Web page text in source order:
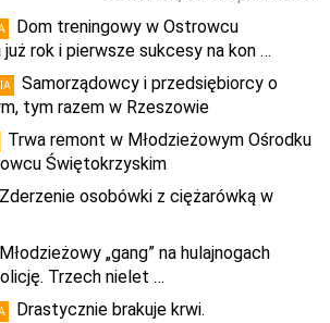
Dom treningowy w Ostrowcu
rok i pierwsze sukcesy na kon …
Samorządowcy i przedsiębiorcy o
tym razem w Rzeszowie
Trwa remont w Młodzieżowym Ośrodku
Świętokrzyskim
Zderzenie osobówki z ciężarówką w
Młodzieżowy „gang” na hulajnogach
Trzech nielet …
Drastycznie brakuje krwi.